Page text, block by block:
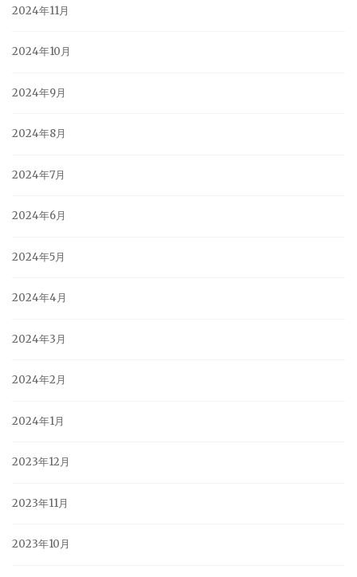
2024年11月
2024年10月
2024年9月
2024年8月
2024年7月
2024年6月
2024年5月
2024年4月
2024年3月
2024年2月
2024年1月
2023年12月
2023年11月
2023年10月